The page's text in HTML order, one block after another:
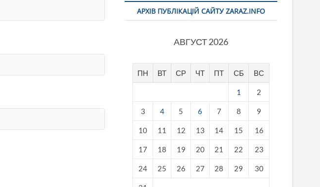
АРХІВ ПУБЛІКАЦІЙ САЙТУ ZARAZ.INFO
АВГУСТ 2026
ПН ВТ СР ЧТ ПТ СБ ВС
1 2
3 4 5 6 7 8 9
10 11 12 13 14 15 16
17 18 19 20 21 22 23
24 25 26 27 28 29 30